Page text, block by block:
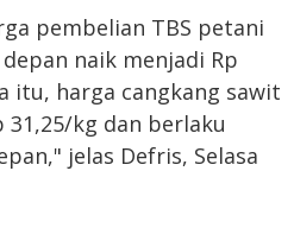
pembelian TBS petani
naik menjadi Rp
itu, harga cangkang sawit
kg dan berlaku
jelas Defris, Selasa